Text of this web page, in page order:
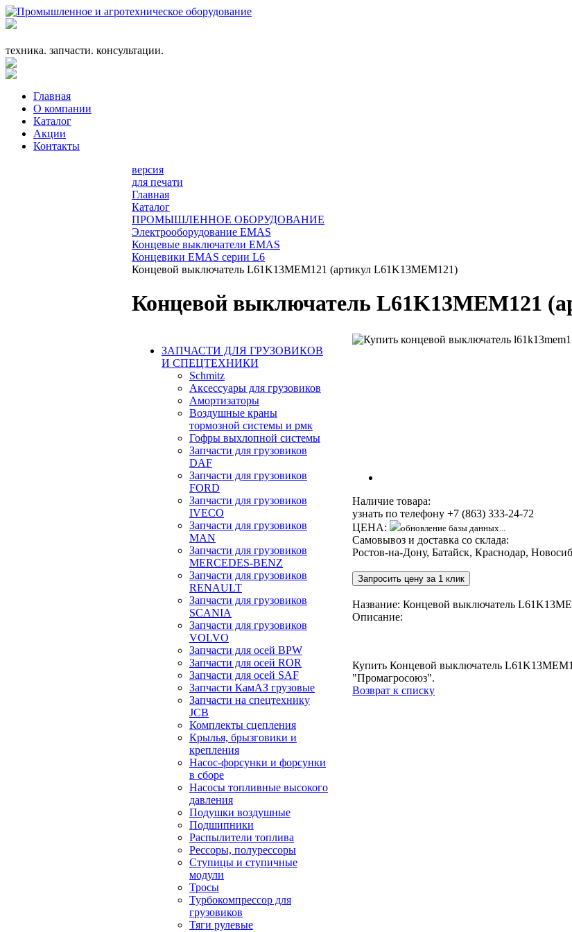
техника. запчасти. консультации.
Главная
О компании
Каталог
Акции
Контакты
версия
для печати
Главная
Каталог
ПРОМЫШЛЕННОЕ ОБОРУДОВАНИЕ
Электрооборудование EMAS
Концевые выключатели EMAS
Концевики EMAS серии L6
Концевой выключатель L61K13MEM121 (артикул L61K13MEM121)
Концевой выключатель L61K13MEM121
ЗАПЧАСТИ ДЛЯ ГРУЗОВИКОВ
И СПЕЦТЕХНИКИ
Schmitz
Аксессуары для грузовиков
Амортизаторы
Воздушные краны
тормозной системы и рмк
Гофры выхлопной системы
Запчасти для грузовиков
DAF
Запчасти для грузовиков
FORD
Запчасти для грузовиков
IVECO
Запчасти для грузовиков
MAN
Запчасти для грузовиков
MERCEDES-BENZ
Запчасти для грузовиков
RENAULT
Запчасти для грузовиков
SCANIA
Запчасти для грузовиков
VOLVO
Запчасти для осей BPW
Запчасти для осей ROR
Запчасти для осей SAF
Запчасти КамАЗ грузовые
Запчасти на спецтехнику
JCB
Комплекты сцепления
Крылья, брызговики и
крепления
Насос-форсунки и форсунки
в сборе
Насосы топливные высокого
давления
Подушки воздушные
Подшипники
Распылители топлива
Рессоры, полурессоры
Ступицы и ступичные
модули
Тросы
Турбокомпрессор для
грузовиков
Тяги рулевые
Наличие товара:
узнать по телефону +7 (863) 333-24-72
ЦЕНА:
обновление базы данных...
Самовывоз и доставка со склада:
Ростов-на-Дону, Батайск, Краснодар,
Запросить цену за 1 клик
Название: Концевой выключатель
Описание:
Купить Концевой выключатель
"Промагросоюз".
Возврат к списку